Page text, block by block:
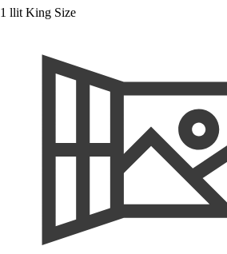
1 llit King Size